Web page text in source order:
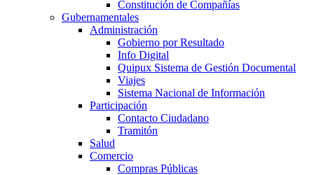
Constitución de Compañías
Gubernamentales
Administración
Gobierno por Resultado
Info Digital
Quipux Sistema de Gestión Documental
Viajes
Sistema Nacional de Información
Participación
Contacto Ciudadano
Tramitón
Salud
Comercio
Compras Públicas